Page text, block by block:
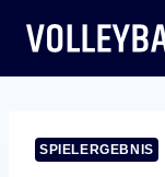
Inhalt
springen
SPIELERGEBNIS